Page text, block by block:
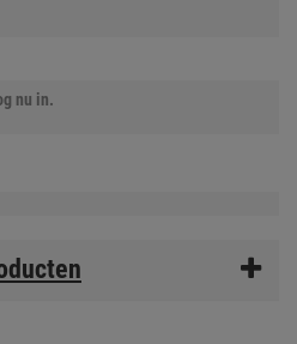
nu in.